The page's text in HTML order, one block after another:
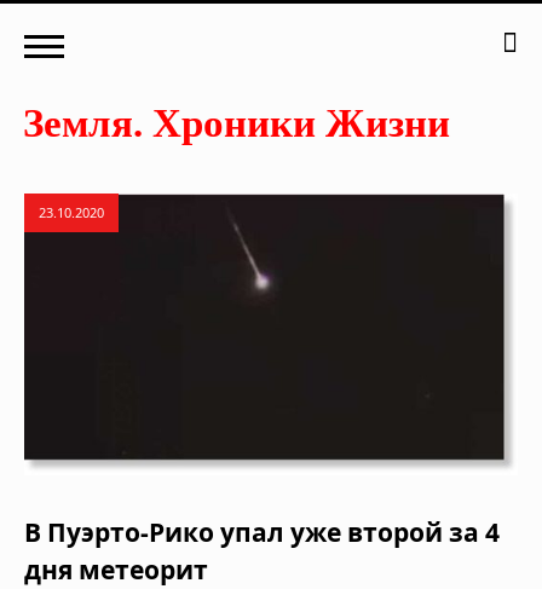
23.10.2020
В Пуэрто-Рико упал уже второй за 4
дня метеорит